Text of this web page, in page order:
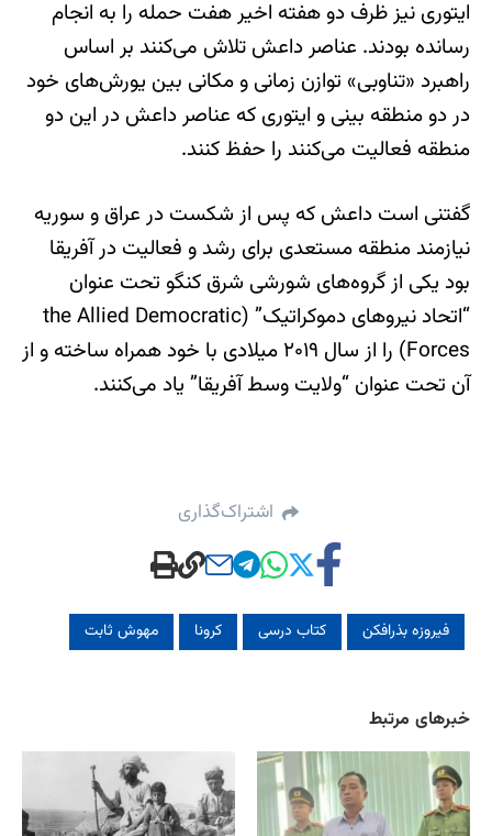
ایتوری نیز ظرف دو هفته اخیر هفت حمله را به انجام
رسانده بودند. عناصر داعش تلاش می‌کنند بر اساس
راهبرد «تناوبی» توازن زمانی و مکانی بین یورش‌های خود
در دو منطقه بینی و ایتوری که عناصر داعش در این دو
منطقه فعالیت می‌کنند را حفظ کنند.
گفتنی است داعش که پس از شکست در عراق و سوریه
نیازمند منطقه مستعدی برای رشد و فعالیت در آفریقا
بود یکی از گروه‌های شورشی شرق کنگو تحت عنوان
“اتحاد نیروهای دموکراتیک” (the Allied Democratic
Forces) را از سال ۲۰۱۹ میلادی با خود همراه ساخته و از
آن تحت عنوان “ولایت وسط آفریقا” یاد می‌کنند.
اشتراک‌گذاری
فیروزه بذرافکن کتاب درسی کرونا مهوش ثابت
خبرهای مرتبط